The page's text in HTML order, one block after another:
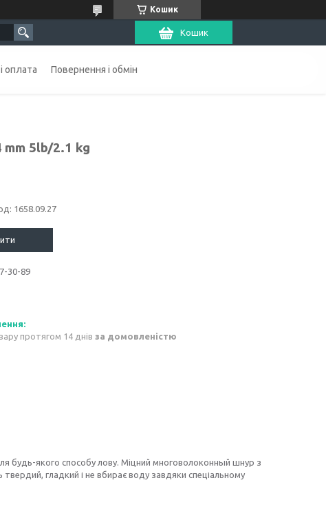
Кошик
Кошик
оплата Повернення і обмін
5lb/2.1 kg
1658.09.27
30-89
протягом 14 днів за домовленістю
будь-якого способу лову. Міцний многоволоконный шнур з
гладкий і не вбирає воду завдяки спеціальному